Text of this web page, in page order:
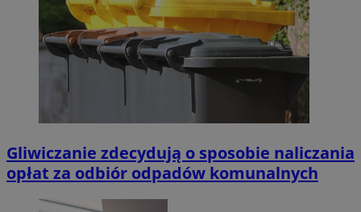
Gliwiczanie zdecydują o sposobie naliczania
opłat za odbiór odpadów komunalnych